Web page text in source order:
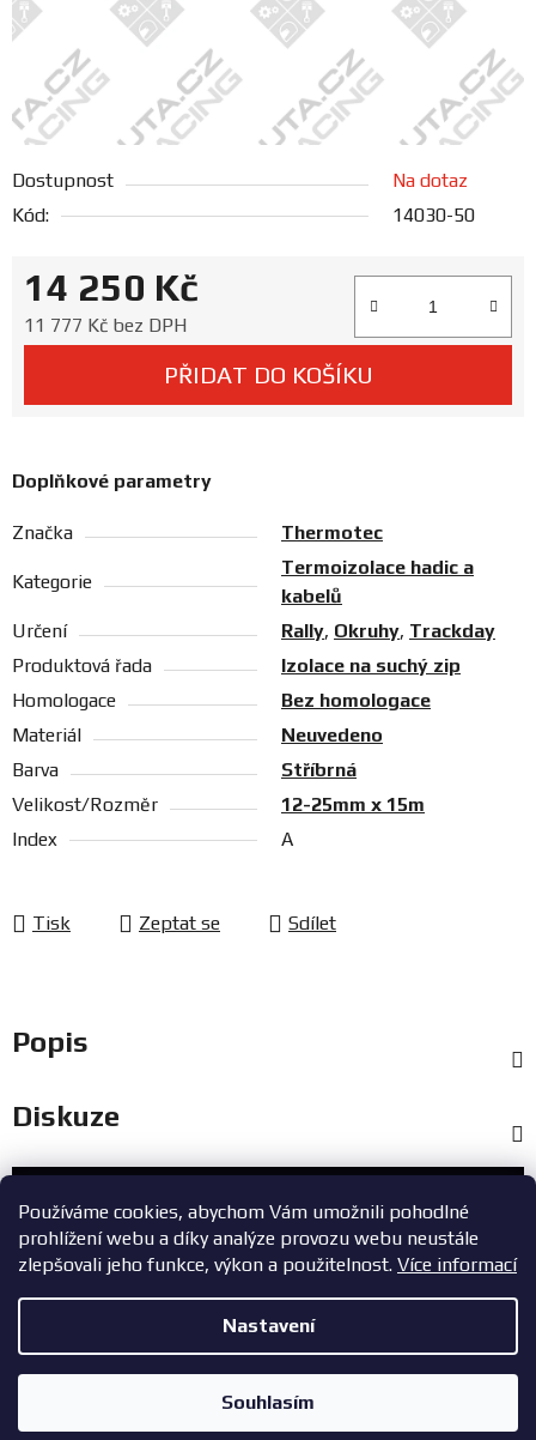
Používáme cookies, abychom Vám umožnili pohodlné
prohlížení webu a díky analýze provozu webu neustále
zlepšovali jeho funkce, výkon a použitelnost. Více informací
Nastavení
Souhlasím
Obchodní
podmínky
Doprava
Blog
a
katalogy
Dostupnost
Na dotaz
Kód:
14030-50
14 250 Kč
11 777 Kč bez DPH
PŘIDAT DO KOŠÍKU
Doplňkové parametry
Značka Thermotec
Kategorie
Termoizolace hadic a
kabelů
Určení
Rally, Okruhy, Trackday
Produktová řada
Izolace na suchý zip
Homologace
Bez homologace
Materiál
Neuvedeno
Barva
Stříbrná
Velikost/Rozměr
12-25mm x 15m
Index
A
Tisk Zeptat se Sdílet
Popis
Diskuze
Zákaznický servis
+420 603 785 748
Copyright 2026ZavodniAuta.cz. Všechna práva vyhrazena.|
Zásady ochrany osobních údajů